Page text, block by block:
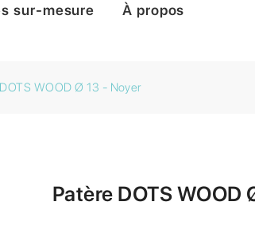
sur-mesure À propos
WOOD Ø 13 - Noyer
Patère DOTS WOOD